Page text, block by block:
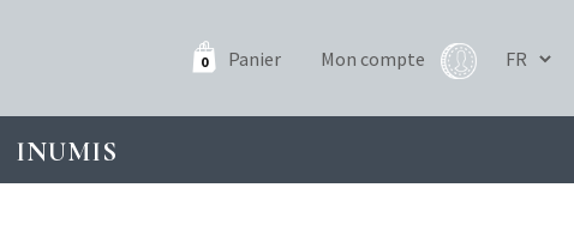
0 Panier Mon compte
INUMIS